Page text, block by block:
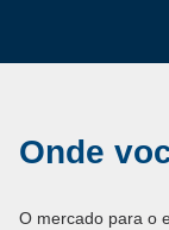
Onde
O mercado para o